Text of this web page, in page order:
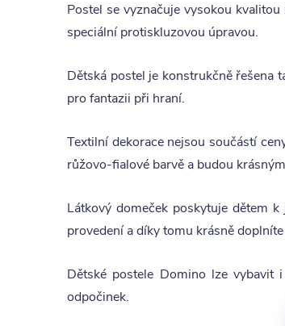
Postel se vyznačuje vysokou
speciální protiskluzovou úpravou.
Dětská postel je konstrukčně řešena
pro fantazii při hraní.
Textilní dekorace nejsou součástí
růžovo-fialové barvě a budou
Látkový domeček poskytuje dětem
provedení a díky tomu krásně
Dětské postele Domino lze
odpočinek.